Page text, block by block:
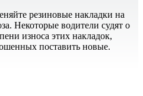
резиновые накладки на
Некоторые водители судят о
износа этих накладок,
поставить новые.